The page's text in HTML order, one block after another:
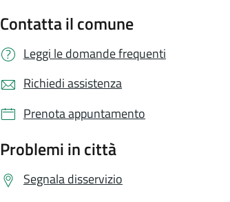
Contatta il comune
Leggi le domande frequenti
Richiedi assistenza
Prenota appuntamento
Problemi in città
Segnala disservizio